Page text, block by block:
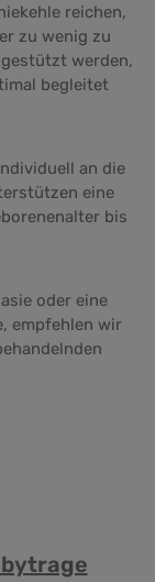
reichen,
zu wenig zu
werden,
begleitet
an die
eine
bis
oder eine
empfehlen wir